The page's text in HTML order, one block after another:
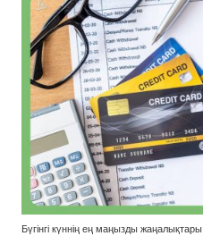
Бүгінгі күннің ең маңызды жаңалықтары